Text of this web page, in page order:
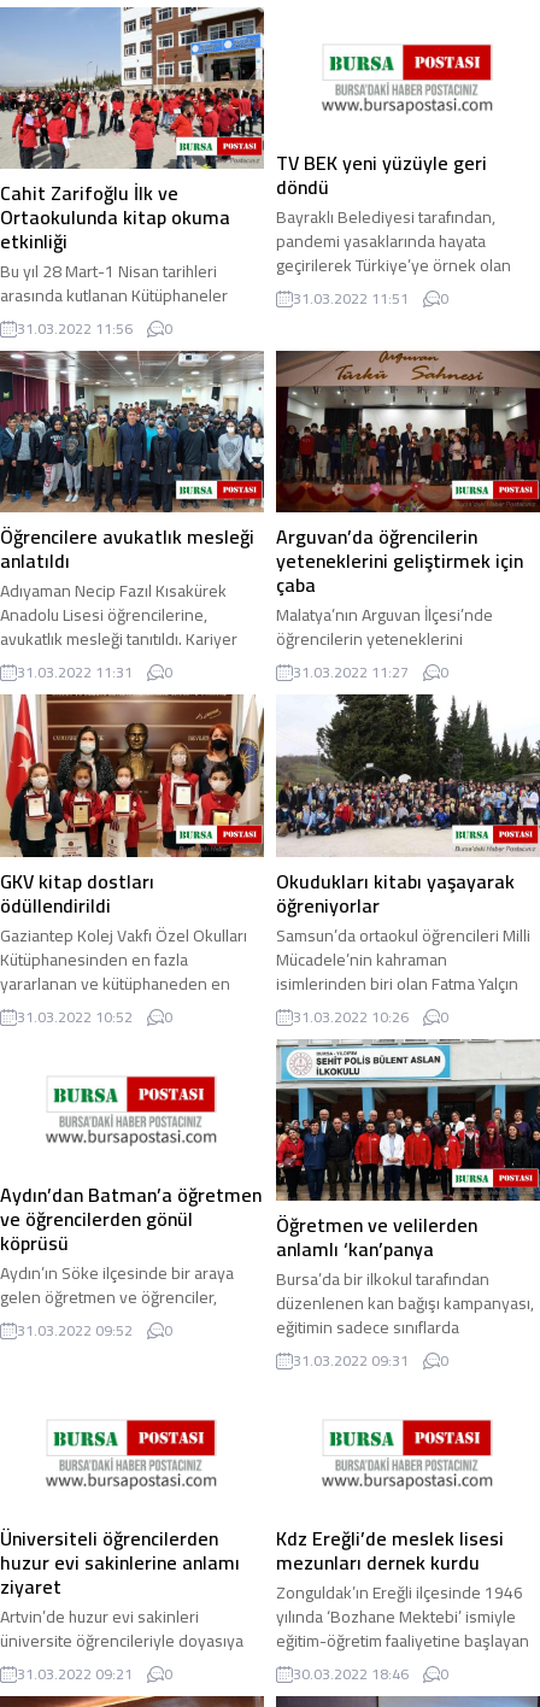
Cahit Zarifoğlu İlk ve
Ortaokulunda kitap okuma
etkinliği
Bu yıl 28 Mart-1 Nisan tarihleri
arasında kutlanan Kütüphaneler
Haftası nedeniyle öğrencilerin
okuma alışkanlığı kazanmalarına
olanak sağlamak ...
31.03.2022 11:56 0
TV BEK yeni yüzüyle geri
döndü
Bayraklı Belediyesi tarafından,
pandemi yasaklarında hayata
geçirilerek Türkiye’ye örnek olan
“eğitim projesi” TV BEK, yenilenen
yüzü ile çevrim ...
31.03.2022 11:51 0
Öğrencilere avukatlık mesleği
anlatıldı
Adıyaman Necip Fazıl Kısakürek
Anadolu Lisesi öğrencilerine,
avukatlık mesleği tanıtıldı. Kariyer
günleri etkinlikleri çerçevesinde
Necip Fazıl ...
31.03.2022 11:31 0
Arguvan’da öğrencilerin
yeteneklerini geliştirmek için
çaba
Malatya’nın Arguvan İlçesi’nde
öğrencilerin yeteneklerini
geliştirmek amacıyla münazara
turnuvası finali yapıldı. İlçe Milli Eğitim
Müdürlüğü ...
31.03.2022 11:27 0
GKV kitap dostları
ödüllendirildi
Gaziantep Kolej Vakfı Özel Okulları
Kütüphanesinden en fazla
yararlanan ve kütüphaneden en
fazla kitap alan öğrencilere
düzenlenen törenle Kitap ...
31.03.2022 10:52 0
Okudukları kitabı yaşayarak
öğreniyorlar
Samsun’da ortaokul öğrencileri Milli
Mücadele’nin kahraman
isimlerinden biri olan Fatma Yalçın
(Fatma Çavuş)’un hayatını okudu.
Akabinde 170 ...
31.03.2022 10:26 0
Aydın’dan Batman’a öğretmen
ve öğrencilerden gönül
köprüsü
Aydın’ın Söke ilçesinde bir araya
gelen öğretmen ve öğrenciler,
düzenledikleri yardım etkinliğinde
elde ettikleri gelir ile Batman’ın
31.03.2022 09:52 0
Öğretmen ve velilerden
anlamlı ‘kan’panya
Bursa’da bir ilkokul tarafından
düzenlenen kan bağışı kampanyası,
eğitimin sadece sınıflarda
öğrencilere ders vermekten ibaret
olmadığını ...
31.03.2022 09:31 0
Üniversiteli öğrencilerden
huzur evi sakinlerine anlamı
ziyaret
Artvin’de huzur evi sakinleri
üniversite öğrencileriyle doyasıya
eğlendi. Artvin’in Şavşat ilçesindeki
Naime-İsmail Yılmaz Yaşlılar Yaşam ...
31.03.2022 09:21 0
Kdz Ereğli’de meslek lisesi
mezunları dernek kurdu
Zonguldak’ın Ereğli ilçesinde 1946
yılında ‘Bozhane Mektebi’ ismiyle
eğitim-öğretim faaliyetine başlayan
Kdz Ereğli Meslek Teknik Anadolu
Teknik ...
30.03.2022 18:46 0